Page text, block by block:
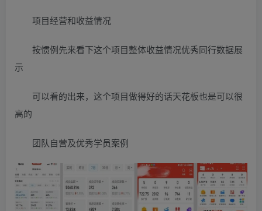
项目经营和收益情况
按惯例先来看下这个项目整体收益情况优秀同行数据展
示
可以看的出来，这个项目做得好的话天花板也是可以很
高的
团队自营及优秀学员案例